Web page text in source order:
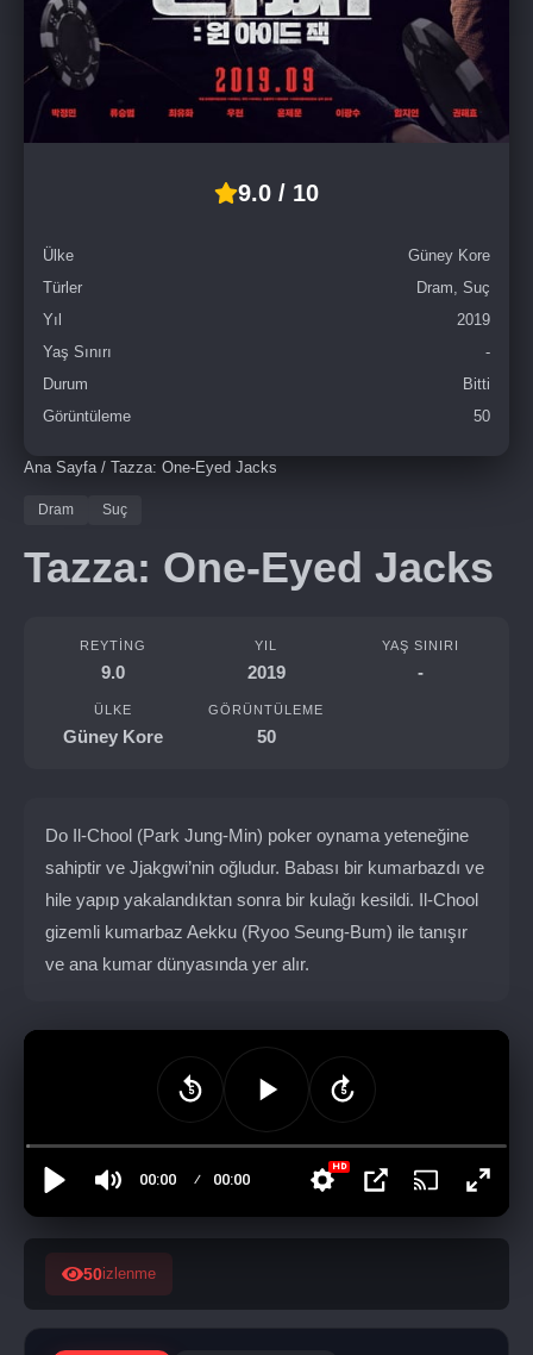
9.0 / 10
Ülke
Güney Kore
Türler
Dram, Suç
Yıl
2019
Yaş Sınırı
-
Durum
Bitti
Görüntüleme
50
Ana Sayfa / Tazza: One-Eyed Jacks
Dram Suç
Tazza: One-Eyed Jacks
REYTING
9.0
YIL
2019
YAŞ SINIRI
-
ÜLKE
Güney Kore
GÖRÜNTÜLEME
50
Do Il-Chool (Park Jung-Min) poker oynama yeteneğine
sahiptir ve Jjakgwi’nin oğludur. Babası bir kumarbazdı ve
hile yapıp yakalandıktan sonra bir kulağı kesildi. Il-Chool
gizemli kumarbaz Aekku (Ryoo Seung-Bum) ile tanışır
ve ana kumar dünyasında yer alır.
50izlenme